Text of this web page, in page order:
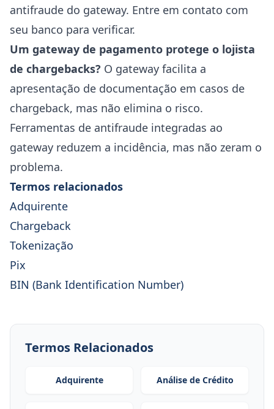
antifraude do gateway. Entre em contato com
seu banco para verificar.
Um gateway de pagamento protege o lojista
de chargebacks? O gateway facilita a
apresentação de documentação em casos de
chargeback, mas não elimina o risco.
Ferramentas de antifraude integradas ao
gateway reduzem a incidência, mas não zeram o
problema.
Termos relacionados
Adquirente
Chargeback
Tokenização
Pix
BIN (Bank Identification Number)
Termos Relacionados
Adquirente Análise de Crédito